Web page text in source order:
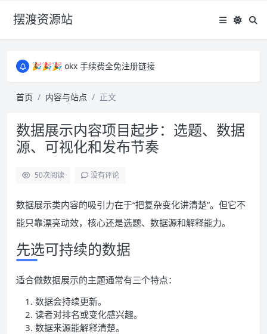
摆渡资源站
🎉🎉🎉 okx 手续费全免注册链接
所有资源均为免费网盘资源，资源失效请备注留言，感谢！
🎉🎉🎉 okx 手续费全免注册链接
首页 内容与站点 正文
数据展示内容项目起步：选题、数据
源、可视化和发布节奏
50次阅读 没有评论
数据展示类内容的吸引力在于“把复杂变化讲清楚”。但它不
能只靠漂亮动效，核心还是选题、数据源和解释能力。
先选可持续的数据
适合做数据展示的主题通常有三个特点：
数据会持续更新。
读者对排名或变化感兴趣。
数据来源能解释清楚。